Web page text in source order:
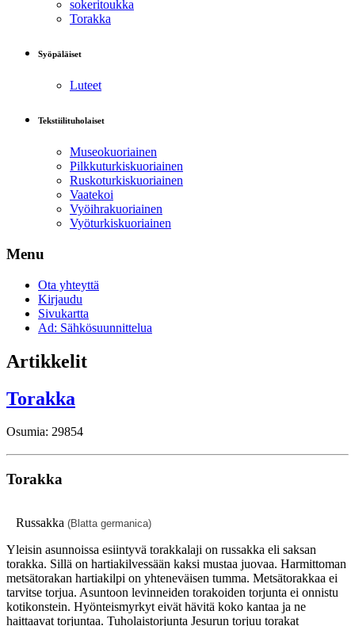
sokeritoukka
Torakka
Syöpäläiset
Luteet
Tekstiilituholaiset
Museokuoriainen
Pilkkuturkiskuoriainen
Ruskoturkiskuoriainen
Vaatekoi
Vyöihrakuoriainen
Vyöturkiskuoriainen
Menu
Ota yhteyttä
Kirjaudu
Sivukartta
Ad: Sähkösuunnittelua
Artikkelit
Torakka
Osumia: 29854
Torakka
Russakka (Blatta germanica)
Yleisin asunnoissa esiintyvä torakkalaji on russakka eli saksan
torakka. Sillä on hartiakilvessään kaksi mustaa juovaa. Harmittoman
metsätorakan hartiakilpi on yhteneväisen tumma. Metsätorakkaa ei
tarvitse torjua. Asuntoon levinneiden torakoiden torjunta ei onnistu
kotikonstein. Hyönteismyrkyt eivät hävitä koko kantaa ja ne
haittaavat torjuntaa. Tuholaistorjunta Jesurun torjuu torakat